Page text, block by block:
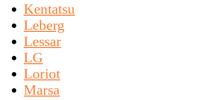
Kentatsu
Leberg
Lessar
LG
Loriot
Marsa